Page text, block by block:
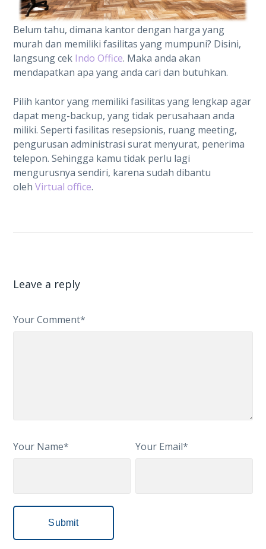
Belum tahu, dimana kantor dengan harga yang
murah dan memiliki fasilitas yang mumpuni? Disini,
langsung cek Indo Office. Maka anda akan
mendapatkan apa yang anda cari dan butuhkan.
Pilih kantor yang memiliki fasilitas yang lengkap agar
dapat meng-backup, yang tidak perusahaan anda
miliki. Seperti fasilitas resepsionis, ruang meeting,
pengurusan administrasi surat menyurat, penerima
telepon. Sehingga kamu tidak perlu lagi
mengurusnya sendiri, karena sudah dibantu
olehVirtual office.
Leave a reply
Your Comment*
Your Name* Your Email*